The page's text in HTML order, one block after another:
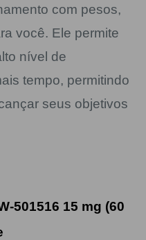
com pesos,
você. Ele permite
nível de
tempo, permitindo
seus objetivos
501516 15 mg (60